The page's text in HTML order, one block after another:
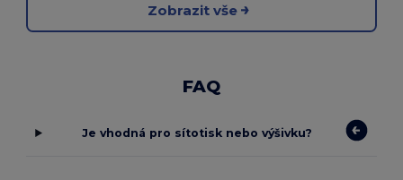
Zobrazit vše
FAQ
Je vhodná pro sítotisk nebo výšivku?